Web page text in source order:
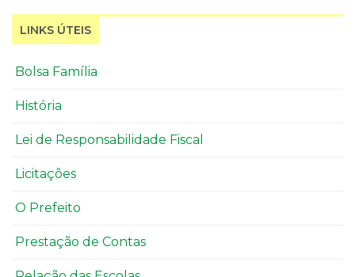
LINKS ÚTEIS
Bolsa Família
História
Lei de Responsabilidade Fiscal
Licitações
O Prefeito
Prestação de Contas